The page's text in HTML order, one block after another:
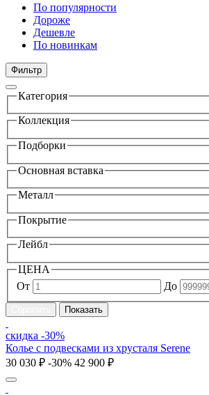
По популярности
Дороже
Дешевле
По новинкам
Фильтр
Категория
Коллекция
Подборки
Основная вставка
Металл
Покрытие
Лейбл
ЦЕНА
От
До
скидка -30%
Колье с подвесками из хрусталя Serene
30 030 ₽ -30% 42 900 ₽